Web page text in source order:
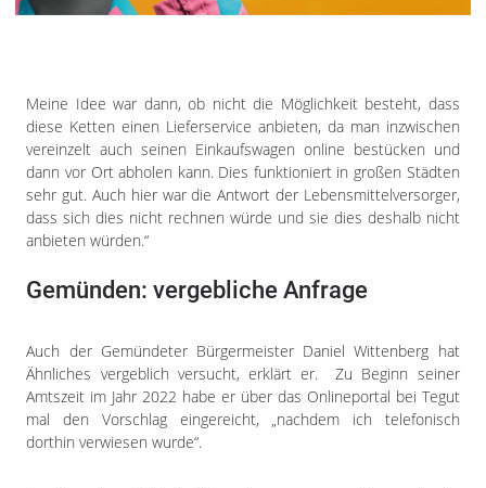
Meine Idee war dann, ob nicht die Möglichkeit besteht, dass
diese Ketten einen Lieferservice anbieten, da man inzwischen
vereinzelt auch seinen Einkaufswagen online bestücken und
dann vor Ort abholen kann. Dies funktioniert in großen Städten
sehr gut. Auch hier war die Antwort der Lebensmittelversorger,
dass sich dies nicht rechnen würde und sie dies deshalb nicht
anbieten würden.“
Gemünden: vergebliche Anfrage
Auch der Gemündeter Bürgermeister Daniel Wittenberg hat
Ähnliches vergeblich versucht, erklärt er. Zu Beginn seiner
Amtszeit im Jahr 2022 habe er über das Onlineportal bei Tegut
mal den Vorschlag eingereicht, „nachdem ich telefonisch
dorthin verwiesen wurde“.